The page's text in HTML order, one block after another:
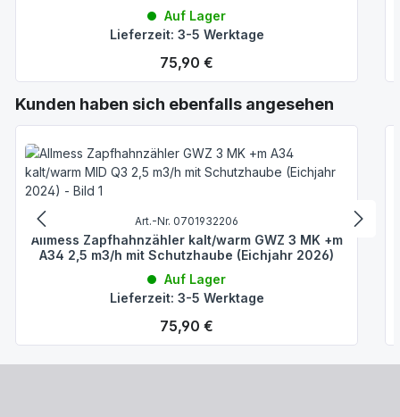
Auf Lager
Lieferzeit: 3-5 Werktage
Regulärer Preis:
75,90 €
Produktgalerie überspringen
Kunden haben sich ebenfalls angesehen
Art.-Nr. 0701932206
Allmess Zapfhahnzähler kalt/warm GWZ 3 MK +m
A34 2,5 m3/h mit Schutzhaube (Eichjahr 2026)
Auf Lager
Lieferzeit: 3-5 Werktage
Regulärer Preis:
75,90 €